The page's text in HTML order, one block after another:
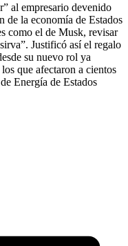
al empresario devenido
de la economía de Estados
como el de Musk, revisar
Justificó así el regalo
su nuevo rol ya
que afectaron a cientos
Energía de Estados